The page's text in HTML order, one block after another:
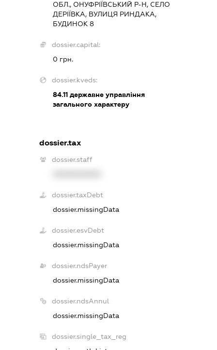
ОБЛ., ОНУФРІЇВСЬКИЙ Р-Н, СЕЛО
ДЕРІЇВКА, ВУЛИЦЯ РИНДАКА,
БУДИНОК 8
dossier.capital:
0 грн.
dossier.kveds:
84.11 державне управління
загального характеру
dossier.tax
dossier.staff
dossier.taxDebt
dossier.missingData
dossier.esvDebt
dossier.missingData
dossier.ndsPayer
dossier.missingData
dossier.ndsAnnul
dossier.missingData
dossier.single_tax_reg